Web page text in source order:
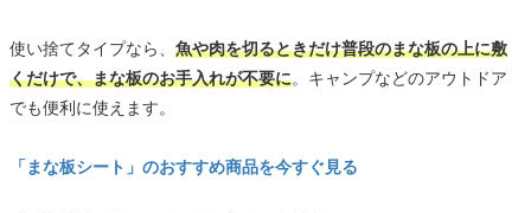
使い捨てタイプなら、 魚や肉を切るときだけ普段のまな板の上に敷
くだけで、まな板のお手入れが不要に。キャンプなどのアウトドア
でも便利に使えます。
「まな板シート」のおすすめ商品を今すぐ見る